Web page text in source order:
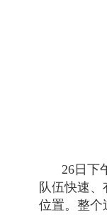
26日下
队伍快速
位置。整个